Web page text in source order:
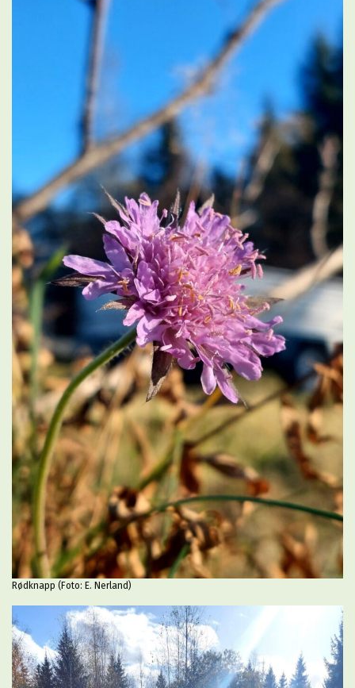
Rødknapp (Foto: E. Nerland)